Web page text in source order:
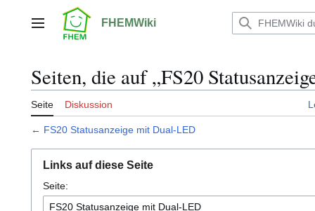
springenHauptmenü FHEMWiki
Seiten, die auf „FS20
Seite Diskussion
← FS20 Statusanzeige mit Dual-LED
Links auf diese Seite
Seite: